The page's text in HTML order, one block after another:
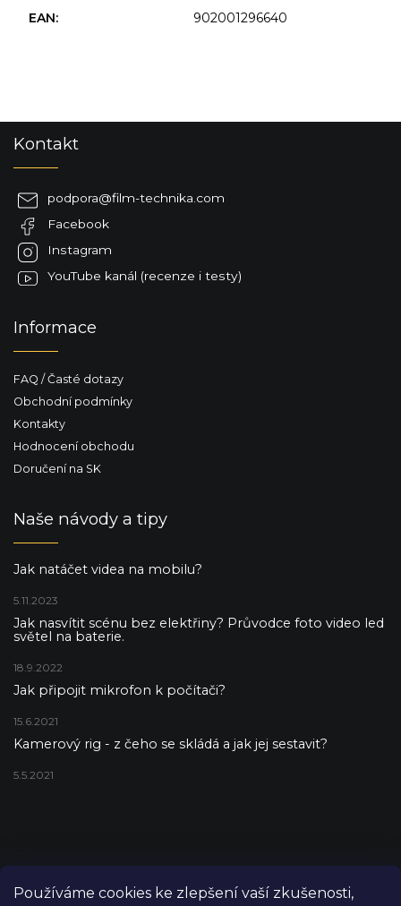
Používáme cookies ke zlepšení vaší zkušenosti,
EAN: 902001296640
Kontakt
podpora@film-technika.com
Facebook
Instagram
YouTube kanál (recenze i testy)
Informace
FAQ / Časté dotazy
Obchodní podmínky
Kontakty
Hodnocení obchodu
Doručení na SK
Naše návody a tipy
Jak natáčet videa na mobilu?
5.11.2023
Jak nasvítit scénu bez elektřiny? Průvodce foto video led
světel na baterie.
18.9.2022
Jak připojit mikrofon k počítači?
15.6.2021
Kamerový rig - z čeho se skládá a jak jej sestavit?
5.5.2021